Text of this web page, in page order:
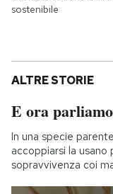
sostenibile
ALTRE STORIE
E ora
In una specie
accoppiarsi la
sopravvivenza coi